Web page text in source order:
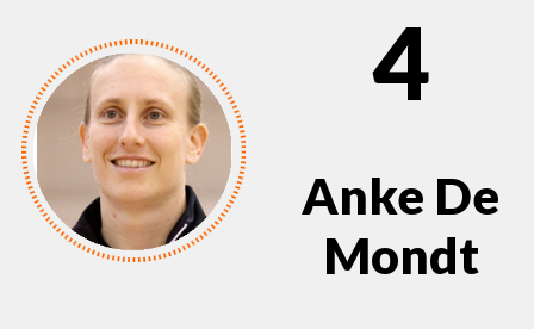
4
Anke De
Mondt